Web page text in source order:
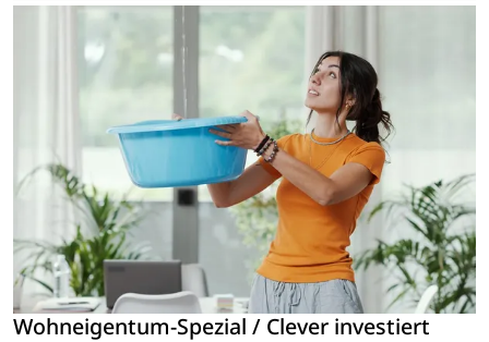
Wohneigentum-Spezial / Clever investiert